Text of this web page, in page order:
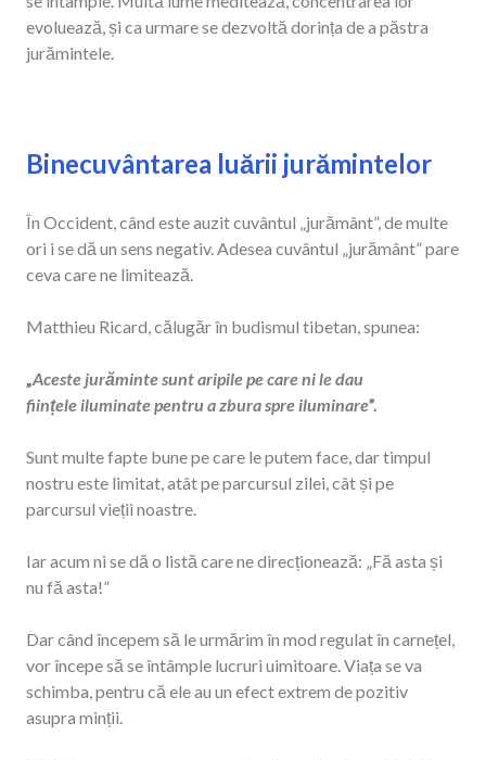
evoluează, și ca urmare se dezvoltă dorința de a păstra
jurămintele.
Binecuvântarea luării jurămintelor
În Occident, când este auzit cuvântul „jurământ”, de multe
ori i se dă un sens negativ. Adesea cuvântul „jurământ” pare
ceva care ne limitează.
Matthieu Ricard, călugăr în budismul tibetan, spunea:
Aceste jurăminte sunt aripile pe care ni le dau
ființele iluminate pentru a zbura spre iluminare”.
Sunt multe fapte bune pe care le putem face, dar timpul
nostru este limitat, atât pe parcursul zilei, cât și pe
parcursul vieții noastre.
Iar acum ni se dă o listă care ne direcționează: „Fă asta și
nu fă asta!”
Dar când începem să le urmărim în mod regulat în carnețel,
vor începe să se întâmple lucruri uimitoare. Viața se va
schimba, pentru că ele au un efect extrem de pozitiv
asupra minții.